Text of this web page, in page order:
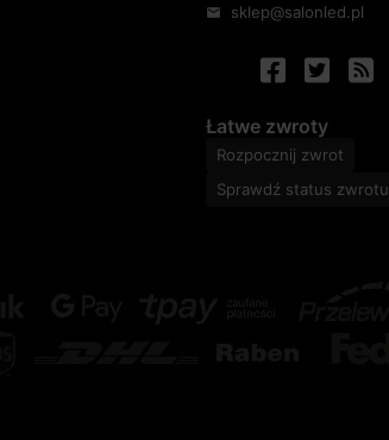
mail sklep@salonled.pl
Łatwe zwroty
Rozpocznij zwrot
Sprawdź status zwrotu